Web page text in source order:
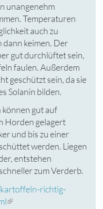
unangenehm
Temperaturen
auch zu
keimen. Der
gut durchlüftet sein,
faulen. Außerdem
geschützt sein, da sie
Solanin bilden.
gut auf
Horden gelagert
und bis zu einer
werden. Liegen
entstehen
zum Verderb.
richtig-
(Link